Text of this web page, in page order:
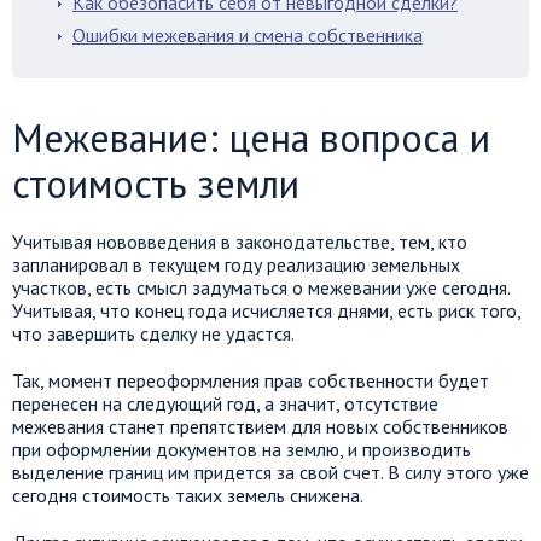
Ошибки межевания и смена собственника
Межевание: цена вопроса и
стоимость земли
Учитывая нововведения в законодательстве, тем, кто
запланировал в текущем году реализацию земельных
участков, есть смысл задуматься о межевании уже сегодня.
Учитывая, что конец года исчисляется днями, есть риск того,
что завершить сделку не удастся.
Так, момент переоформления прав собственности будет
перенесен на следующий год, а значит, отсутствие
межевания станет препятствием для новых собственников
при оформлении документов на землю, и производить
выделение границ им придется за свой счет. В силу этого уже
сегодня стоимость таких земель снижена.